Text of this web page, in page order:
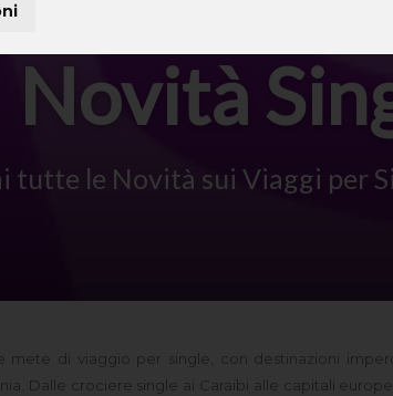
Novità
tutte le Novità sui Viaggi per
mete di viaggio per single, con destinazioni
Dalle crociere single ai Caraibi alle capitali